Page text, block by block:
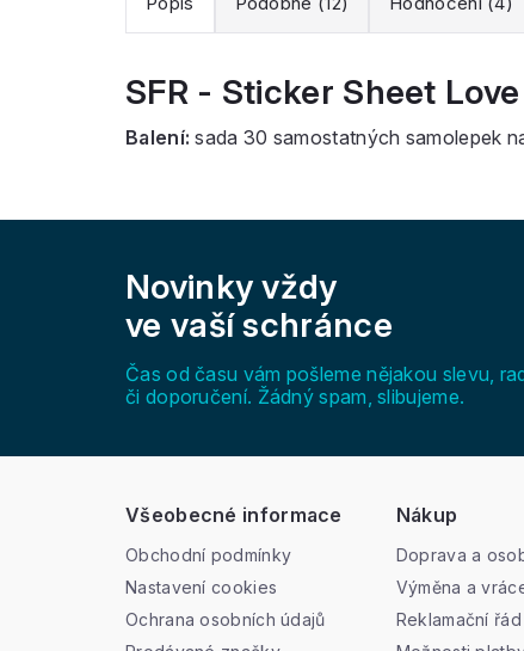
SFR - Sticker Sheet
Balení:sada 30 samostatných samolepek
Novinky vždy
ve vaší schránce
Čas od času vám pošleme nějakou slevu,
či doporučení. Žádný spam, slibujeme.
Všeobecné informace
Obchodní podmínky
Nastavení cookies
Ochrana osobních údajů
Nákup
Doprava a
Výměna a
Reklamační řád